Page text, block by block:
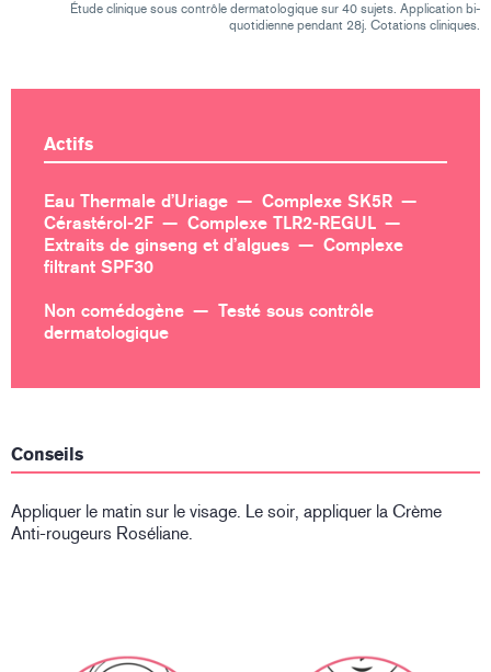
Étude clinique sous contrôle dermatologique sur 40 sujets. Application bi-
quotidienne pendant 28j. Cotations cliniques.
Actifs
Eau Thermale d’Uriage
Complexe SK5R
Cérastérol-2F
Complexe TLR2-REGUL
Extraits de ginseng et d’algues
Complexe
filtrant SPF30
Non comédogène
Testé sous contrôle
dermatologique
Conseils
Appliquer le matin sur le visage. Le soir, appliquer la Crème
Anti-rougeurs Roséliane.